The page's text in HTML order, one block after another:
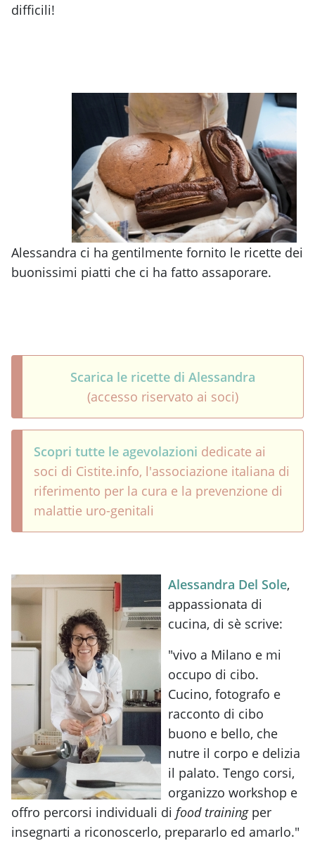
difficili!
Alessandra ci ha gentilmente fornito le ricette dei
buonissimi piatti che ci ha fatto assaporare.
Scarica le ricette di Alessandra
(accesso riservato ai soci)
Scopri tutte le agevolazioni dedicate ai
soci di Cistite.info, l'associazione italiana di
riferimento per la cura e la prevenzione di
malattie uro-genitali
Alessandra Del Sole,
appassionata di
cucina, di sè scrive:
"vivo a Milano e mi
occupo di cibo.
Cucino, fotografo e
racconto di cibo
buono e bello, che
nutre il corpo e delizia
il palato. Tengo corsi,
organizzo workshop e
offro percorsi individuali di food trainingper
insegnarti a riconoscerlo, prepararlo ed amarlo."